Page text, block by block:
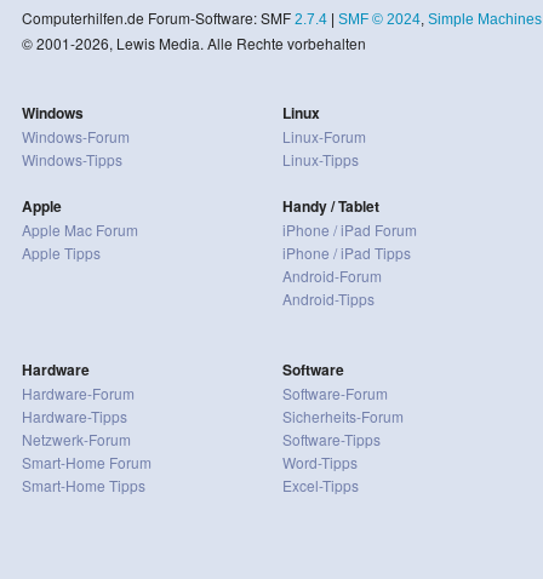
Computerhilfen.de Forum-Software: SMF 2.7.4| SMF © 2024, Simple Machines
© 2001-2026, Lewis Media. Alle Rechte vorbehalten
Windows
Windows-Forum
Windows-Tipps
Apple
Apple Mac Forum
Apple Tipps
Linux
Linux-Forum
Linux-Tipps
Handy / Tablet
iPhone / iPad Forum
iPhone / iPad Tipps
Android-Forum
Android-Tipps
Hardware
Hardware-Forum
Hardware-Tipps
Netzwerk-Forum
Smart-Home Forum
Smart-Home Tipps
Software
Software-Forum
Sicherheits-Forum
Software-Tipps
Word-Tipps
Excel-Tipps